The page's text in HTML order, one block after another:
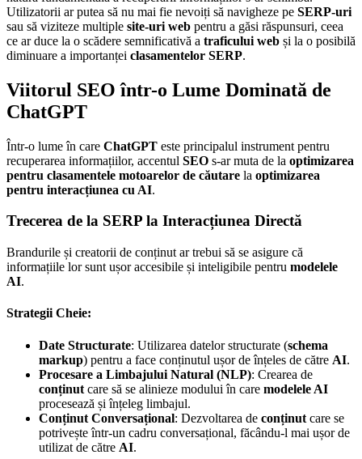
Utilizatorii ar putea să nu mai fie nevoiți să navigheze pe SERP-uri
sau să viziteze multiple site-uri web pentru a găsi răspunsuri, ceea
ce ar duce la o scădere semnificativă a traficului web și la o posibilă
diminuare a importanței clasamentelor SERP.
Viitorul SEO într-o Lume Dominată de
ChatGPT
Într-o lume în care ChatGPT este principalul instrument pentru
recuperarea informațiilor, accentul SEO s-ar muta de la optimizarea
pentru clasamentele motoarelor de căutare la optimizarea
pentru interacțiunea cu AI.
Trecerea de la SERP la Interacțiunea Directă
Brandurile și creatorii de conținut ar trebui să se asigure că
informațiile lor sunt ușor accesibile și inteligibile pentru modelele
AI.
Strategii Cheie:
Date Structurate: Utilizarea datelor structurate (schema
markup) pentru a face conținutul ușor de înțeles de către AI.
Procesare a Limbajului Natural (NLP): Crearea de
conținut care să se alinieze modului în care modelele AI
procesează și înțeleg limbajul.
Conținut Conversațional: Dezvoltarea de conținut care se
potrivește într-un cadru conversațional, făcându-l mai ușor de
utilizat de către AI.